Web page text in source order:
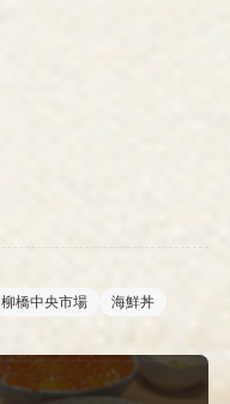
柳橋中央市場 海鮮丼